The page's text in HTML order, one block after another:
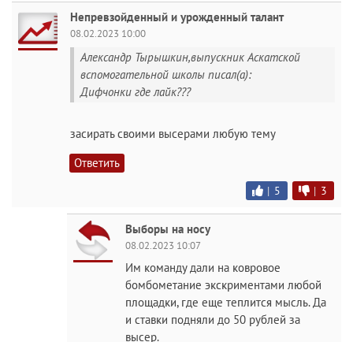
Непревзойденный и урожденный талант
08.02.2023 10:00
Александр Тырышкин,выпускник Аскатской
вспомогательной школы писал(а):
Дифчонки где лайк???
засирать своими высерами любую тему
Ответить
| 5 | 3
Выборы на носу
08.02.2023 10:07
Им команду дали на ковровое
бомбометание экскриментами любой
площадки, где еще теплится мысль. Да
и ставки подняли до 50 рублей за
высер.